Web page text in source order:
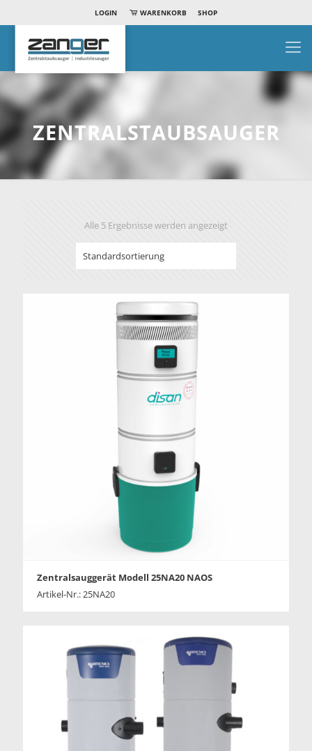
LOGIN WARENKORB SHOP
ZENTRALSTAUBSAUGER
Alle 5 Ergebnisse werden angezeigt
Zentralsauggerät Modell 25NA20 NAOS
Artikel-Nr.: 25NA20